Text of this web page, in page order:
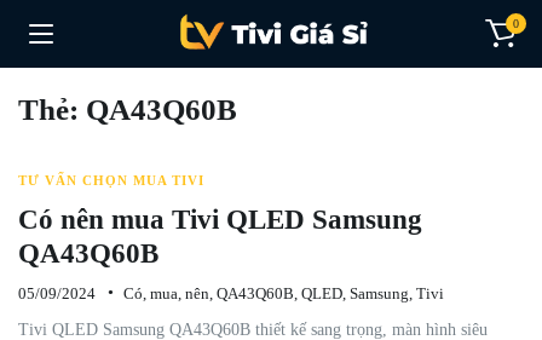
0
Thẻ: QA43Q60B
TƯ VẤN CHỌN MUA TIVI
Có nên mua Tivi QLED Samsung
QA43Q60B
05/09/2024 Có, mua, nên, QA43Q60B, QLED, Samsung, Tivi
Tivi QLED Samsung QA43Q60B thiết kế sang trọng, màn hình siêu